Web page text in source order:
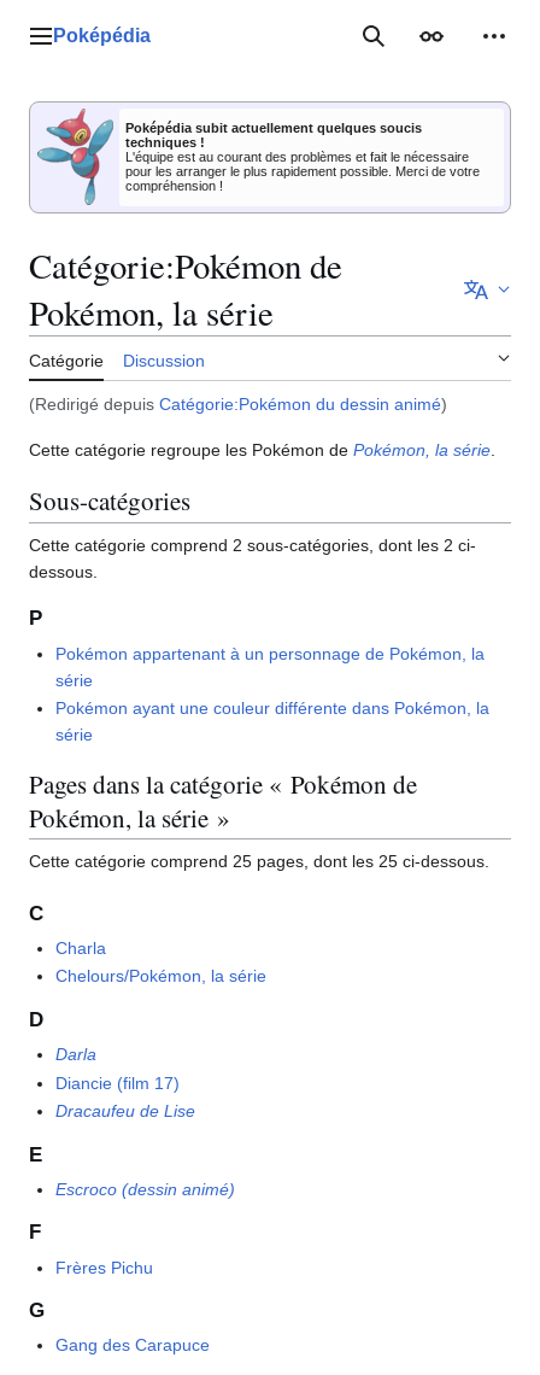
Menu principal
Poképédia RechercherApparence
Poképédia subit actuellement quelques soucis
techniques !
L'équipe est au courant des problèmes et fait le nécessaire
pour les arranger le plus rapidement possible. Merci de votre
compréhension !
Catégorie:Pokémon de
Pokémon, la série
Catégorie Discussion
(Redirigé depuis Catégorie:Pokémon du dessin animé)
Cette catégorie regroupe les Pokémon de Pokémon, la série
Sous-catégories
Cette catégorie comprend 2 sous-catégories, dont les 2 ci-
dessous.
P
Pokémon appartenant à un personnage de Pokémon, la
série
Pokémon ayant une couleur différente dans Pokémon, la
série
Pages dans la catégorie « Pokémon de
Pokémon, la série »
Cette catégorie comprend 25 pages, dont les 25 ci-dessous.
C
Charla
Chelours/Pokémon, la série
D
Darla
Diancie (film 17)
Dracaufeu de Lise
E
Escroco (dessin animé)
F
Frères Pichu
G
Gang des Carapuce